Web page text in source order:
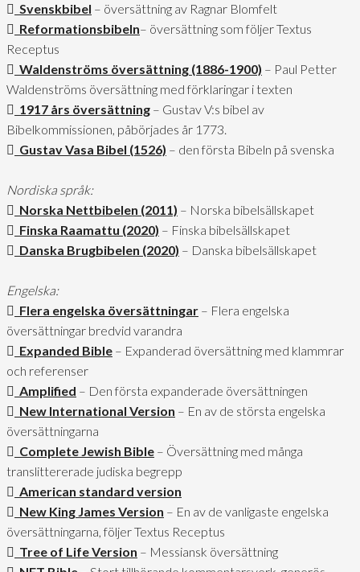
Svenskbibel – översättning av Ragnar Blomfelt
Reformationsbibeln– översättning som följer Textus
Receptus
Waldenströms översättning (1886-1900) – Paul Petter
Waldenströms översättning med förklaringar i texten
1917 års översättning – Gustav V:s bibel av
Bibelkommissionen, påbörjades år 1773.
Gustav Vasa Bibel (1526) – den första Bibeln på svenska
Nordiska språk:
Norska Nettbibelen (2011) – Norska bibelsällskapet
Finska Raamattu (2020) – Finska bibelsällskapet
Danska Brugbibelen (2020) – Danska bibelsällskapet
Engelska:
Flera engelska översättningar – Flera engelska
översättningar bredvid varandra
Expanded Bible – Expanderad översättning med klammrar
och referenser
Amplified – Den första expanderade översättningen
New International Version – En av de största engelska
översättningarna
Complete Jewish Bible – Översättning med många
translittererade judiska begrepp
American standard version
New King James Version – En av de vanligaste engelska
översättningarna, följer Textus Receptus
Tree of Life Version – Messiansk översättning